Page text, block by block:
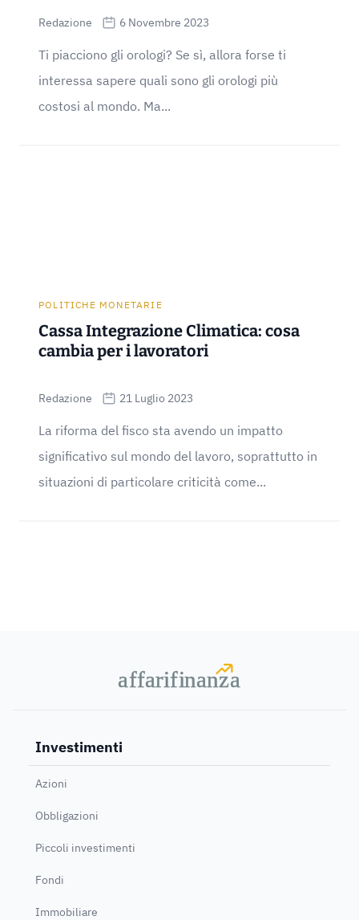
Redazione 6 Novembre 2023
Ti piacciono gli orologi? Se sì, allora forse ti
interessa sapere quali sono gli orologi più
costosi al mondo. Ma...
POLITICHE MONETARIE
Cassa Integrazione Climatica: cosa
cambia per i lavoratori
Redazione 21 Luglio 2023
La riforma del fisco sta avendo un impatto
significativo sul mondo del lavoro, soprattutto in
situazioni di particolare criticità come...
affarifinanza
affarifinanza
Investimenti
Azioni
Obbligazioni
Piccoli investimenti
Fondi
Immobiliare